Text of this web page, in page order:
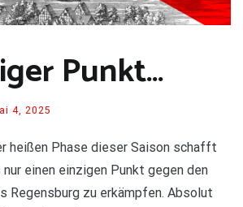
Punkt…
4, 2025
heißen Phase dieser Saison schafft
nur einen einzigen Punkt gegen den
Regensburg zu erkämpfen. Absolut